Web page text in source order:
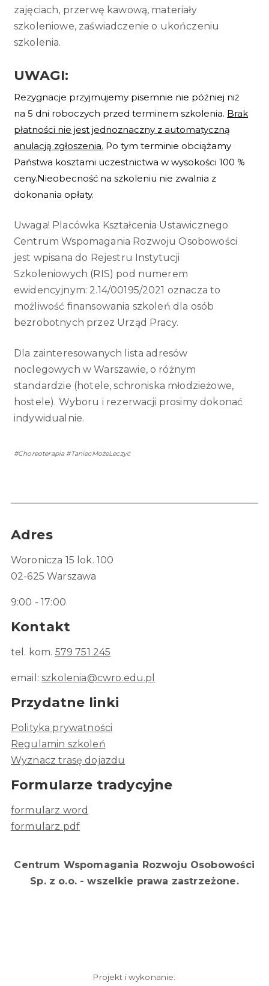
zajęciach, przerwę kawową, materiały
szkoleniowe, zaświadczenie o ukończeniu
szkolenia.
UWAGI:
Rezygnacje przyjmujemy pisemnie nie później niż
na 5 dni roboczych przed terminem szkolenia. Brak
płatności nie jest jednoznaczny z automatyczną
anulacją zgłoszenia. Po tym terminie obciążamy
Państwa kosztami uczestnictwa w wysokości 100 %
ceny.Nieobecność na szkoleniu nie zwalnia z
dokonania opłaty.
Uwaga! Placówka Kształcenia Ustawicznego
Centrum Wspomagania Rozwoju Osobowości
jest wpisana do Rejestru Instytucji
Szkoleniowych (RIS) pod numerem
ewidencyjnym: 2.14/00195/2021 oznacza to
możliwość finansowania szkoleń dla osób
bezrobotnych przez Urząd Pracy.
Dla zainteresowanych lista adresów
noclegowych w Warszawie, o różnym
standardzie (hotele, schroniska młodzieżowe,
hostele). Wyboru i rezerwacji prosimy dokonać
indywidualnie.
#Choreoterapia #TaniecMożeLeczyć
Adres
Woronicza 15 lok. 100
02-625 Warszawa
9:00 - 17:00
Kontakt
tel. kom. 579 751 245
email:szkolenia@cwro.edu.pl
Przydatne linki
Polityka prywatności
Regulamin szkoleń
Wyznacz trasę dojazdu
Formularze tradycyjne
formularz word
formularz pdf
Centrum Wspomagania Rozwoju Osobowości
Sp. z o.o. - wszelkie prawa zastrzeżone.
Projekt i wykonanie: